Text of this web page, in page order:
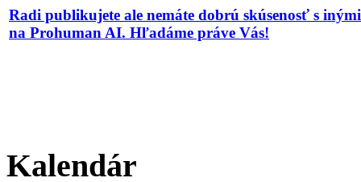
Radi publikujete ale nemáte dobrú skúsenosť s
na Prohuman AI. Hľadáme práve Vás!
Kalendár